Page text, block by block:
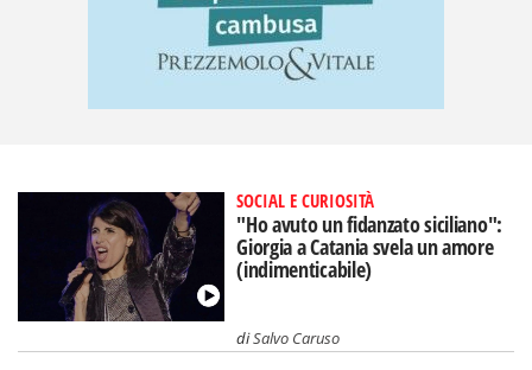
SOCIAL E CURIOSITÀ
"Ho avuto un fidanzato siciliano":
Giorgia a Catania svela un amore
(indimenticabile)
diSalvo Caruso